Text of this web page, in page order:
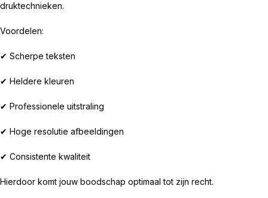
druktechnieken.
Voordelen:
✔ Scherpe teksten
✔ Heldere kleuren
✔ Professionele uitstraling
✔ Hoge resolutie afbeeldingen
✔ Consistente kwaliteit
Hierdoor komt jouw boodschap optimaal tot zijn recht.